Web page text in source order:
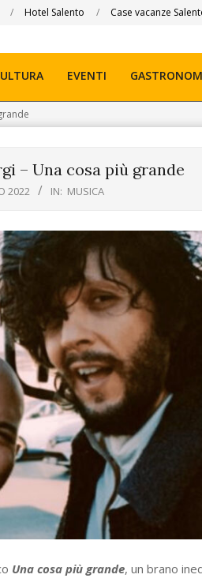
Hotel Salento Case vacanze
EVENTI
– Una cosa più grande
2022 IN: MUSICA
Una cosa più grande, un brano